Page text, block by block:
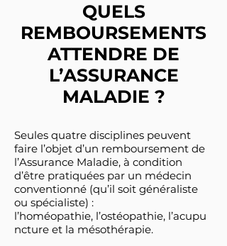
QUELS
REMBOURSEMENTS
ATTENDRE DE
L’ASSURANCE
MALADIE ?
Seules quatre disciplines peuvent
faire l’objet d’un remboursement de
l’Assurance Maladie, à condition
d’être pratiquées par un médecin
conventionné (qu’il soit généraliste
ou spécialiste) :
l’homéopathie, l’ostéopathie, l’acupu
ncture et la mésothérapie.